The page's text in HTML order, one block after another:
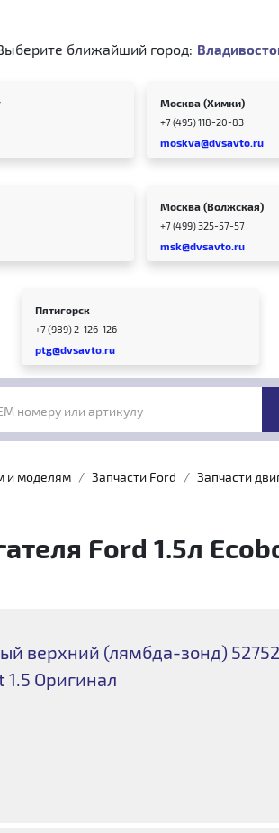
ближайший город:
Москва (Химки)
+7 (495) 118-20-83
moskva@dvsavto.ru
Москва (Волжская)
+7 (499) 325-57-57
msk@dvsavto.ru
Пятигорск
+7 (989) 2-126-126
ptg@dvsavto.ru
номеру или артикулу
и моделям Запчасти Ford
Запчасти
Ford 1.5л
верхний (лямбда-зонд)
1.5 Оригинал